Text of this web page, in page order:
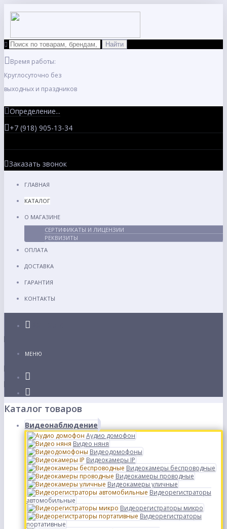
Время работы:
Круглосуточно без
выходных и праздников
Определение...
+7 (918) 905-13-34
Заказать звонок
ГЛАВНАЯ
КАТАЛОГ
О МАГАЗИНЕ
СЕРТИФИКАТЫ И ЛИЦЕНЗИИ
РЕКВИЗИТЫ
ОПЛАТА
ДОСТАВКА
ГАРАНТИЯ
КОНТАКТЫ
МЕНЮ
Каталог товаров
Видеонаблюдение
Аудио домофон
Видео няня
Видеодомофоны
Видеокамеры IP
Видеокамеры беспроводные
Видеокамеры проводные
Видеокамеры уличные
Видеорегистраторы
автомобильные
Видеорегистраторы микро
Видеорегистраторы
портативные